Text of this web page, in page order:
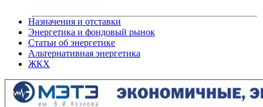
Назначения и отставки
Энергетика и фондовый рынок
Статьи об энергетике
Альтернативная энергетика
ЖКХ